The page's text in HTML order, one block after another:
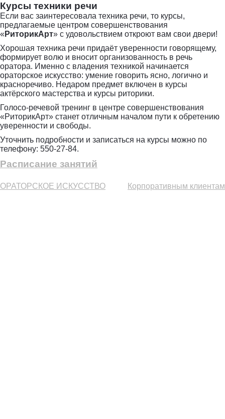
Курсы техники речи
Если вас заинтересовала техника речи, то курсы,
предлагаемые центром совершенствования
« РиторикАрт» с удовольствием откроют вам свои двери!
Хорошая техника речи придаёт уверенности говорящему,
формирует волю и вносит организованность в речь
оратора. Именно с владения техникой начинается
ораторское искусство: умение говорить ясно, логично и
красноречиво. Недаром предмет включен в курсы
актёрского мастерства и курсы риторики.
Голосо-речевой тренинг в центре совершенствования
«РиторикАрт» станет отличным началом пути к обретению
уверенности и свободы.
Уточнить подробности и записаться на курсы можно по
телефону: 550-27-84.
Расписание занятий
ОРАТОРСКОЕ ИСКУССТВО Корпоративным клиентам
Отправить